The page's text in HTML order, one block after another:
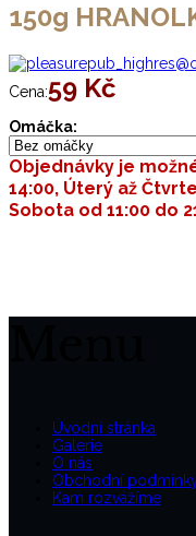
150g
Cena:59 Kč
Omáčka:
Objednávky je
14:00, Úterý až
Sobota od 11:00 do
Úvodní stránka
Galerie
O nás
Obchodní
Kam rozvážíme